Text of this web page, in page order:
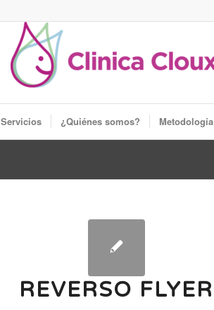
Servicios ¿Quiénes somos? Metodología
REVERSO FLYER